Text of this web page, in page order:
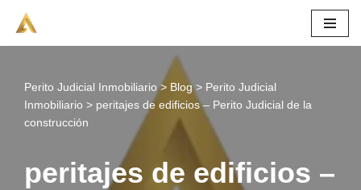
Saltar
contenido
Perito Judicial Inmobiliario> Blog> Perito Judicial
Inmobiliario > peritajes de edificios – Perito Judicial de la
construcción
peritajes de edificios –